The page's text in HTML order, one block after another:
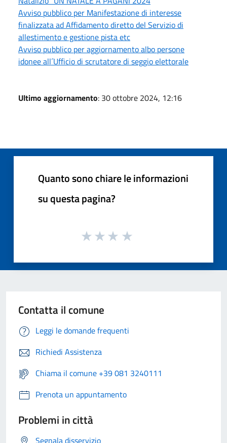
Avviso pubblico per Manifestazione di interesse
finalizzata ad Affidamento diretto del Servizio di
allestimento e gestione pista etc
Avviso pubblico per aggiornamento albo persone
idonee all´Ufficio di scrutatore di seggio elettorale
Ultimo aggiornamento: 30 ottobre 2024, 12:16
Quanto sono chiare le informazioni
su questa pagina?
Contatta il comune
Leggi le domande frequenti
Richiedi Assistenza
Chiama il comune +39 081 3240111
Prenota un appuntamento
Problemi in città